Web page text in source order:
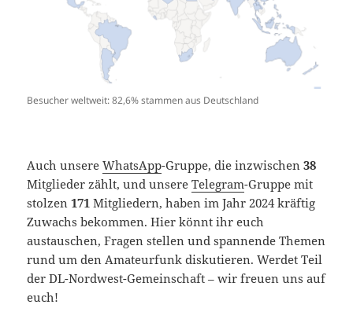
Besucher weltweit: 82,6% stammen aus Deutschland
Auch unsereWhatsApp-Gruppe, die inzwischen38
Mitglieder zählt, und unsereTelegram-Gruppe mit
stolzen171 Mitgliedern, haben im Jahr 2024 kräftig
Zuwachs bekommen. Hier könnt ihr euch
austauschen, Fragen stellen und spannende Themen
rund um den Amateurfunk diskutieren. Werdet Teil
der DL-Nordwest-Gemeinschaft – wir freuen uns auf
euch!